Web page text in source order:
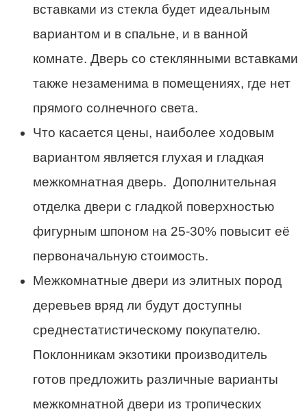
вставками из стекла будет идеальным
вариантом и в спальне, и в ванной
комнате. Дверь со стеклянными вставками
также незаменима в помещениях, где нет
прямого солнечного света.
Что касается цены, наиболее ходовым
вариантом является глухая и гладкая
межкомнатная дверь. Дополнительная
отделка двери с гладкой поверхностью
фигурным шпоном на 25-30% повысит её
первоначальную стоимость.
Межкомнатные двери из элитных пород
деревьев вряд ли будут доступны
среднестатистическому покупателю.
Поклонникам экзотики производитель
готов предложить различные варианты
межкомнатной двери из тропических